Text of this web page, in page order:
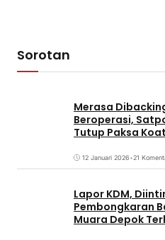
Sorotan
Merasa
Beroperasi,
Tutup Paksa
12 Januari 2026•21
Lapor KDM,
Pembongkaran
Muara Depok